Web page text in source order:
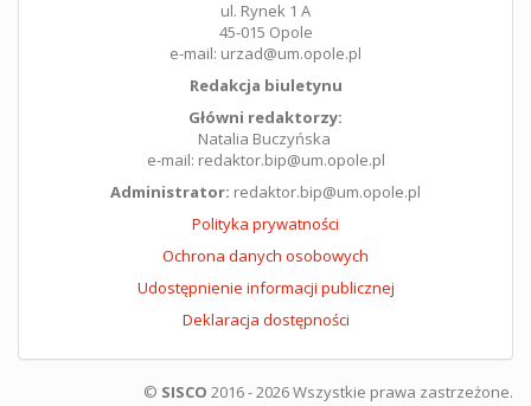
ul. Rynek 1 A
45-015 Opole
e-mail: urzad@um.opole.pl
Redakcja biuletynu
Główni redaktorzy:
Natalia Buczyńska
e-mail: redaktor.bip@um.opole.pl
Administrator: redaktor.bip@um.opole.pl
Polityka prywatności
Ochrona danych osobowych
Udostępnienie informacji publicznej
Deklaracja dostępności
© SISCO 2016 - 2026 Wszystkie prawa zastrzeżone.